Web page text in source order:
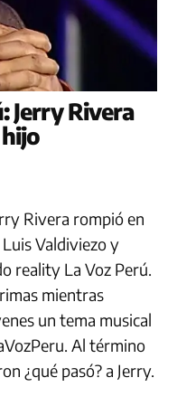
Jerry Rivera
Rivera rompió en
Valdiviezo y
reality La Voz Perú.
mientras
un tema musical
Al término
¿qué pasó? a Jerry.